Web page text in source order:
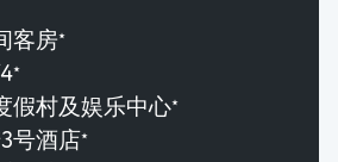
客房★
★
假村及娱乐中心★
号酒店 ★